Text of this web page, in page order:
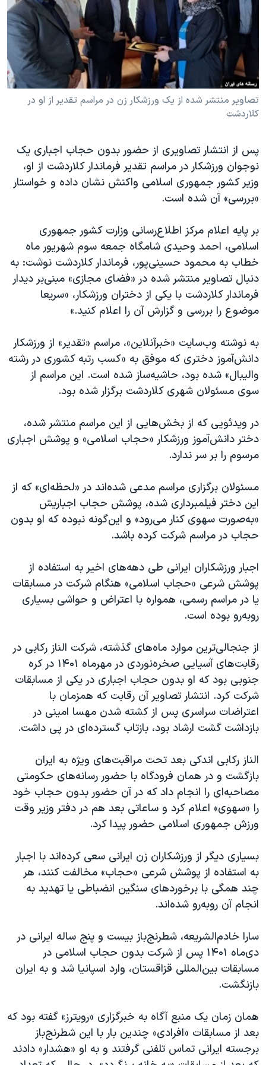
فرهنگ و زندگی
حقوق شهروندی
اقتصادی
علم و فناوری
اسرائیل در جنگ
گالری عکس
مستندها
انتخابات ریاست جمهوری آمریکا ۲۰۲۴
حمله جمهوری اسلامی به اسرائیل
رمز مهسا
ورزش زنان در ایران
اعتراضات زن، زندگی، آزادی
تریبونال مردمی آبان ۹۸
دادگاه حمید نوری
چهل سال گروگان‌گیری
قانون شفافیت دارائی کادر رهبری ایران
اعتراضات مردمی آبان ۹۸
اسرائیل در جنگ
نرگس محمدی برنده جایزه نوبل صلح
همایش محافظه‌کاران آمریکا «سی‌پک»
سفر پرزیدنت ترامپ به چین
دنبال کنید
زبانهای مختلف
تصاویر منتشر شده از یک ورزشکار زن در مراسم تقدیر از او در
کلاردشت
پس از انتشار تصاویری از حضور بدون حجاب اجباری یک
نوجوان ورزشکار در مراسم تقدیر فرماندار کلاردشت از او،
وزیر کشور جمهوری اسلامی واکنش نشان داده و خواستار
«بررسی» آن شده است.
بر پایه اعلام مرکز اطلاع‌رسانی وزارت کشور جمهوری
اسلامی، احمد وحیدی شامگاه جمعه سوم شهریور ماه
خطاب به محمود حسینی‌پور، فرماندار کلاردشت نوشت: به
دنبال تصاویر منتشر شده در «فضای مجازی» مبنی‌بر دیدار
فرماندار کلاردشت با یکی از دختران ورزشکار، «سریعا
موضوع را بررسی و گزارش آن را اعلام کنید.»
به نوشته وب‌سایت «خبرآنلاین»، مراسم «تقدیر» از ورزشکار
دانش‌آموز دختری که موفق به «کسب رتبه کشوری در رشته
والیبال» شده بود، حاشیه‌ساز شده است. این مراسم از
سوی مسئولان شهری کلاردشت برگزار شده بود.
در ویدئویی که از بخش‌هایی از این مراسم منتشر شده،
دختر دانش‌آموز ورزشکار «حجاب اسلامی» و پوشش اجباری
مرسوم را بر سر ندارد.
مسئولان برگزاری مراسم مدعی شده‌اند در «لحظه‌ای» که از
این دختر فیلمبرداری شده، پوشش حجاب اجباریش
«به‌صورت سهوی کنار می‌رود» و این‌گونه نبوده که او بدون
حجاب در مراسم شرکت کرده باشد.
اجبار ورزشکاران ایرانی طی دهه‌های اخیر به استفاده از
پوشش شرعی «حجاب اسلامی» هنگام شرکت در مسابقات
یا در مراسم رسمی، همواره با اعتراض و حواشی بسیاری
روبه‌رو بوده است.
از جنجالی‌ترین موارد ماه‌های گذشته، شرکت الناز رکابی در
رقابت‌های آسیایی صخره‌نوردی در مهرماه ۱۴۰۱ در کره
جنوبی بود که او بدون حجاب اجباری در یکی از مسابقات
شرکت کرد. انتشار تصاویر آن رقابت که همزمان با
اعتراضات سراسری پس از کشته شدن مهسا امینی در
بازداشت گشت ارشاد بود، بازتاب گسترده‌ای در پی داشت.
الناز رکابی اندکی بعد تحت مراقبت‌های ویژه به ایران
بازگشت و در همان فرودگاه با حضور رسانه‌های حکومتی
مصاحبه‌ای را انجام داد که در آن حضور بدون حجاب خود
را «سهوی» اعلام کرد و ساعاتی بعد هم در دفتر وزیر وقت
ورزش جمهوری اسلامی حضور پیدا کرد.
بسیاری دیگر از ورزشکاران زن ایرانی سعی کرده‌اند با اجبار
به استفاده از پوشش شرعی «حجاب» مخالفت کنند، هر
چند همگی با برخوردهای سنگین انضباطی یا تهدید به
انجام آن روبه‌رو شده‌اند.
سارا خادم‌الشریعه، شطرنج‌باز بیست و پنج ساله ایرانی در
دی‌ماه ۱۴۰۱ پس از شرکت بدون حجاب اسلامی در
مسابقات بین‌المللی قزاقستان، وارد اسپانیا شد و به ایران
بازنگشت.
همان زمان یک منبع آگاه به خبرگزاری «رویترز» گفته بود که
بعد از مسابقات «افرادی» چندین بار با این شطرنج‌باز
برجسته ایرانی تماس تلفنی گرفتند و به او «هشدار» دادند